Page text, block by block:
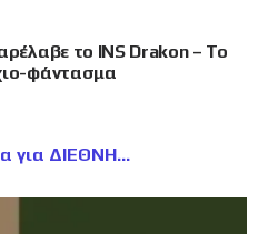
το INS Drakon – Το
φάντασμα
για ΔΙΕΘΝΗ